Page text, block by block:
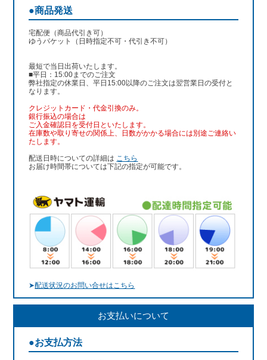
●商品発送
宅配便（商品代引き可）
ゆうパケット（日時指定不可・代引き不可）
最短で当日出荷いたします。
■平日：15:00までのご注文
弊社指定の休業日、平日15:00以降のご注文は翌営業日の受付と
なります。
クレジットカード・代金引換のみ。
銀行振込の場合は
ご入金確認日を受付日といたします。
在庫数や取り寄せの関係上、日数がかかる場合には別途ご連絡い
たします。
配送日時についての詳細は こちら
お届け時間帯については下記の指定が可能です。
➤配送状況のお問い合せはこちら
お支払いについて
●お支払方法